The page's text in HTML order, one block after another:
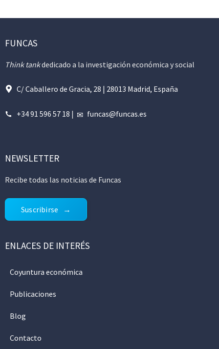
FUNCAS
Think tankdedicado a la investigación económica y social
C/ Caballero de Gracia, 28 | 28013 Madrid, España
+34 91 596 57 18 | funcas@funcas.es
NEWSLETTER
Recibe todas las noticias de Funcas
Suscribirse
ENLACES DE INTERÉS
Coyuntura económica
Publicaciones
Blog
Contacto